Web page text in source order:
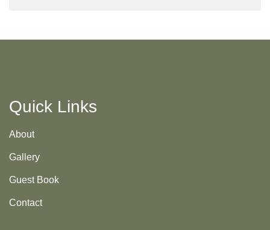
Quick Links
About
Gallery
Guest Book
Contact